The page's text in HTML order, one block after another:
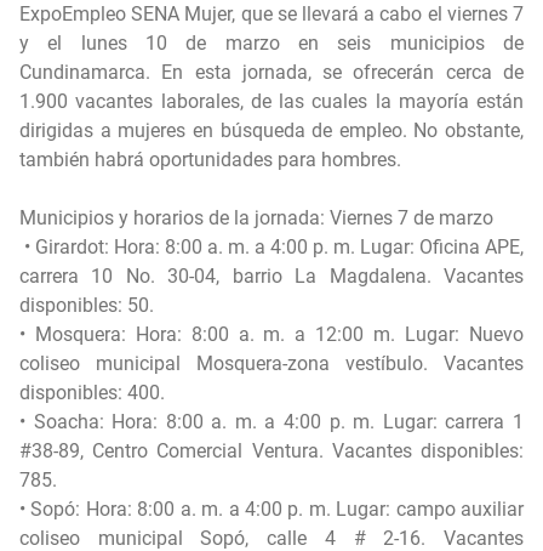
ExpoEmpleo SENA Mujer, que se llevará a cabo el viernes 7
y el lunes 10 de marzo en seis municipios de
Cundinamarca. En esta jornada, se ofrecerán cerca de
1.900 vacantes laborales, de las cuales la mayoría están
dirigidas a mujeres en búsqueda de empleo. No obstante,
también habrá oportunidades para hombres.
Municipios y horarios de la jornada: Viernes 7 de marzo
• Girardot: Hora: 8:00 a. m. a 4:00 p. m. Lugar: Oficina APE,
carrera 10 No. 30-04, barrio La Magdalena. Vacantes
disponibles: 50.
• Mosquera: Hora: 8:00 a. m. a 12:00 m. Lugar: Nuevo
coliseo municipal Mosquera-zona vestíbulo. Vacantes
disponibles: 400.
• Soacha: Hora: 8:00 a. m. a 4:00 p. m. Lugar: carrera 1
#38-89, Centro Comercial Ventura. Vacantes disponibles:
785.
• Sopó: Hora: 8:00 a. m. a 4:00 p. m. Lugar: campo auxiliar
coliseo municipal Sopó, calle 4 # 2-16. Vacantes